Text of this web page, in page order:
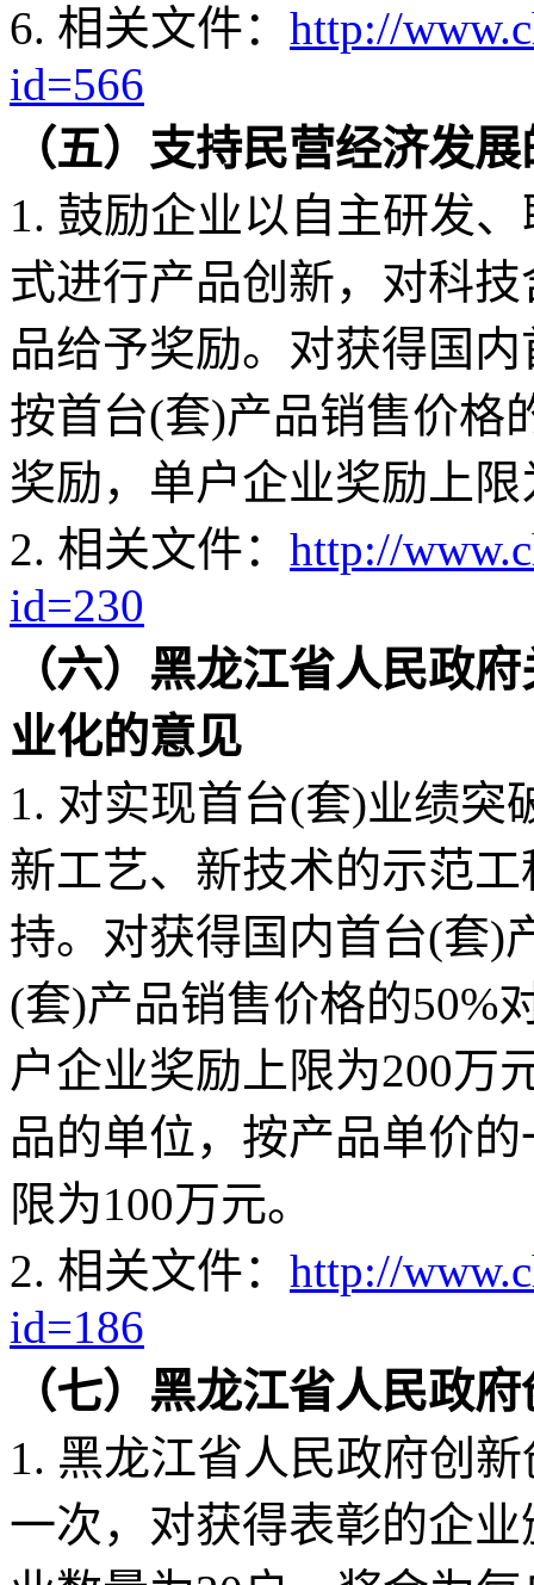
6. 相关文件： http://
id=566
（五）支持民营经济发
1. 鼓励企业以自主研发
式进行产品创新，对科
品给予奖励。对获得国
按首台(套)产品销售价格
奖励，单户企业奖励上限
2. 相关文件： http://
id=230
（六）黑龙江省人民政
业化的意见
1. 对实现首台(套)业绩突
新工艺、新技术的示范
持。对获得国内首台(套)
(套)产品销售价格的50%
户企业奖励上限为200万
品的单位，按产品单价
限为100万元。
2. 相关文件： http://
id=186
（七）黑龙江省人民政
1. 黑龙江省人民政府创
一次，对获得表彰的企